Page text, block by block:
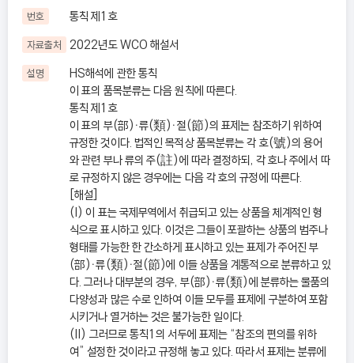
번호 통칙 제1호
자료출처 2022년도 WCO 해설서
설명
HS해석에 관한 통칙
이 표의 품목분류는 다음 원칙에 따른다.
통칙 제1호
이 표의 부(部)ㆍ류(類)ㆍ절(節)의 표제는 참조하기 위하여
규정한 것이다. 법적인 목적상 품목분류는 각 호(號)의 용어
와 관련 부나 류의 주(註)에 따라 결정하되, 각 호나 주에서 따
로 규정하지 않은 경우에는 다음 각 호의 규정에 따른다.
[해설]
(I) 이 표는 국제무역에서 취급되고 있는 상품을 체계적인 형
식으로 표시하고 있다. 이것은 그들이 포괄하는 상품의 범주나
형태를 가능한 한 간소하게 표시하고 있는 표제가 주어진 부
(部)ㆍ류(類)ㆍ절(節)에 이들 상품을 계통적으로 분류하고 있
다. 그러나 대부분의 경우, 부(部)ㆍ류(類)에 분류하는 물품의
다양성과 많은 수로 인하여 이들 모두를 표제에 구분하여 포함
시키거나 열거하는 것은 불가능한 일이다.
(II) 그러므로 통칙1의 서두에 표제는 “참조의 편의를 위하
여” 설정한 것이라고 규정해 놓고 있다. 따라서 표제는 분류에